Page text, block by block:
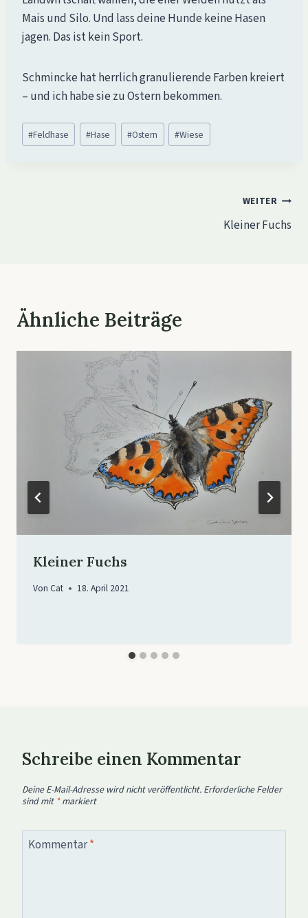
Mais und Silo. Und lass deine Hunde keine Hasen
jagen. Das ist kein Sport.
Schmincke hat herrlich granulierende Farben kreiert
– und ich habe sie zu Ostern bekommen.
Schlagworte:
#Feldhase #Hase #Ostern #Wiese
WEITER
Kleiner Fuchs
Ähnliche Beiträge
Kleiner Fuchs
Von Cat 18. April 2021
Schreibe einen Kommentar
Deine E-Mail-Adresse wird nicht veröffentlicht. Erforderliche Felder
sind mit *markiert
Kommentar*